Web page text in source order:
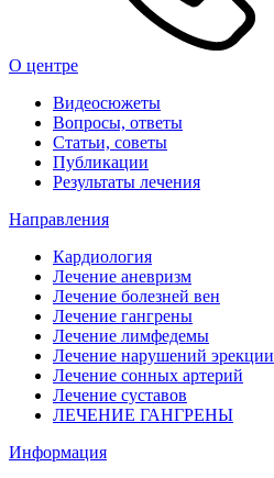
О центре
Видеосюжеты
Вопросы, ответы
Статьи, советы
Публикации
Результаты лечения
Направления
Кардиология
Лечение аневризм
Лечение болезней вен
Лечение гангрены
Лечение лимфедемы
Лечение нарушений эрекции
Лечение сонных артерий
Лечение суставов
ЛЕЧЕНИЕ ГАНГРЕНЫ
Информация